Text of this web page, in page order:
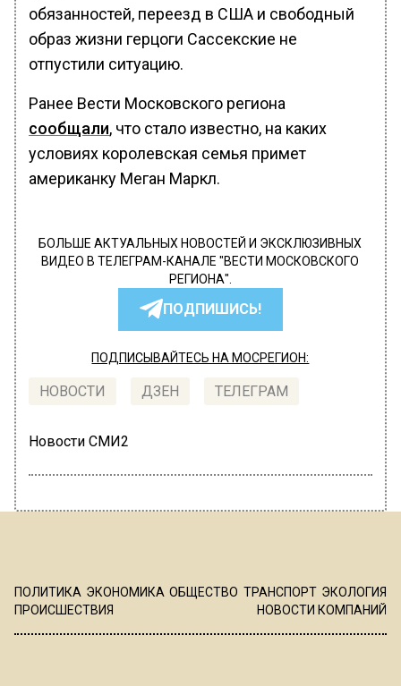
обязанностей, переезд в США и свободный
образ жизни герцоги Сассекские не
отпустили ситуацию.
Ранее Вести Московского региона
сообщали, что стало известно, на каких
условиях королевская семья примет
американку Меган Маркл.
БОЛЬШЕ АКТУАЛЬНЫХ НОВОСТЕЙ И ЭКСКЛЮЗИВНЫХ
ВИДЕО В ТЕЛЕГРАМ-КАНАЛЕ "ВЕСТИ МОСКОВСКОГО
РЕГИОНА".
ПОДПИШИСЬ!
ПОДПИСЫВАЙТЕСЬ НА МОСРЕГИОН:
НОВОСТИ ДЗЕН ТЕЛЕГРАМ
Новости СМИ2
ПОЛИТИКА ЭКОНОМИКА ОБЩЕСТВО ТРАНСПОРТ ЭКОЛОГИЯ
ПРОИСШЕСТВИЯ
НОВОСТИ КОМПАНИЙ